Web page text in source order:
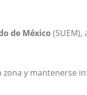
de México
y mantenerse